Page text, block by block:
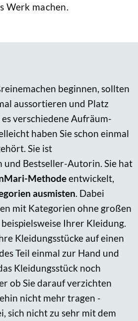
Werk machen.
beginnen, sollten
aussortieren und Platz
verschiedene Aufräum-
haben Sie schon einmal
Sie ist
Bestseller-Autorin. Sie hat
Methodeentwickelt,
ausmisten. Dabei
mit Kategorien ohne großen
Ihrer Kleidung.
Kleidungsstücke auf einen
Teil einmal zur Hand und
Kleidungsstück noch
ob Sie darauf verzichten
nicht mehr tragen -
sich nicht zu sehr mit dem